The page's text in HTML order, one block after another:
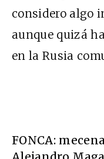
considero algo
aunque quizá
en la Rusia
FONCA: